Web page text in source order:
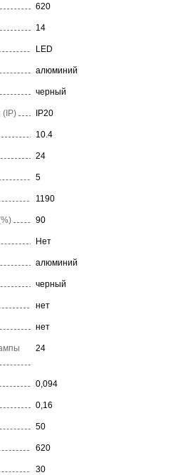
620
14
LED
алюминий
черный
(IP) IP20
10.4
24
5
1190
90
Нет
алюминий
черный
нет
нет
24
0,094
0,16
50
620
30